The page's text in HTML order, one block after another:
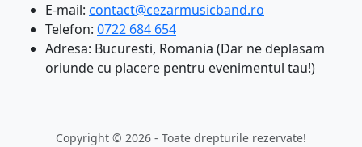
E-mail: contact@cezarmusicband.ro
Telefon: 0722 684 654
Adresa: Bucuresti, Romania (Dar ne deplasam
oriunde cu placere pentru evenimentul tau!)
Copyright © 2026 - Toate drepturile rezervate!